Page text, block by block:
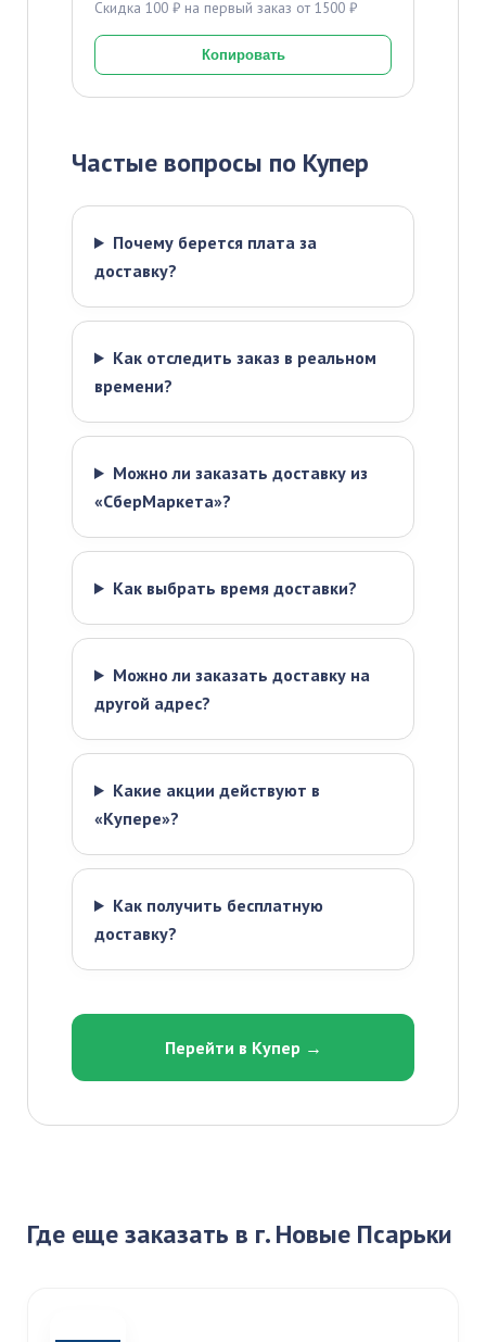
Скидка 100 ₽ на первый заказ от 1500 ₽
Копировать
Частые вопросы по Купер
Почему берется плата за
доставку?
Как отследить заказ в реальном
времени?
Можно ли заказать доставку из
«СберМаркета»?
Как выбрать время доставки?
Можно ли заказать доставку на
другой адрес?
Какие акции действуют в
«Купере»?
Как получить бесплатную
доставку?
Перейти в Купер →
Где еще заказать в г. Новые Псарьки